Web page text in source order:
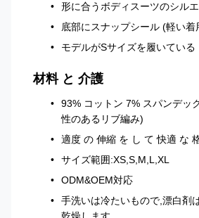
形に合うボディスーツのシル
底部にスナップシール (軽い着
モデルがSサイズを履いている
材料 と 介護
93% コットン 7% スパンデッ
性のあるリブ編み)
適度 の 伸縮 を し て 快適 な
サイズ範囲:XS,S,M,L,XL
ODM&OEM対応
手洗いは冷たいもので,漂白剤